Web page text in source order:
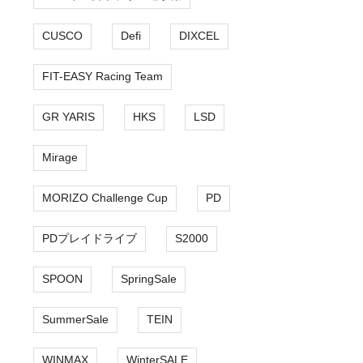
CUSCO Defi DIXCEL
FIT-EASY Racing Team
GR YARIS HKS LSD
Mirage
MORIZO Challenge Cup PD
PDプレイドライブ S2000
SPOON SpringSale
SummerSale TEIN
WINMAX WinterSALE